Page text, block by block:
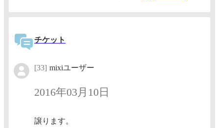
チケット
[33] mixiユーザー
2016年03月10日
譲ります。